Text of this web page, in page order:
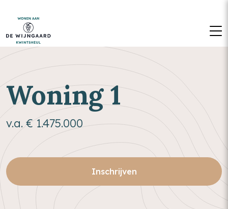
Woning 1
v.a. € 1.475.000
Inschrijven